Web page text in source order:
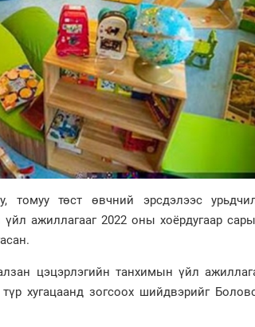
томуу төст өвчний эрсдэлээс
үйл ажиллагааг 2022 оны хоёрдугаар
цэцэрлэгийн танхимын үйл
хугацаанд зогсоох шийдвэрийг